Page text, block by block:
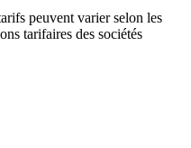
peuvent varier selon les
tarifaires des sociétés